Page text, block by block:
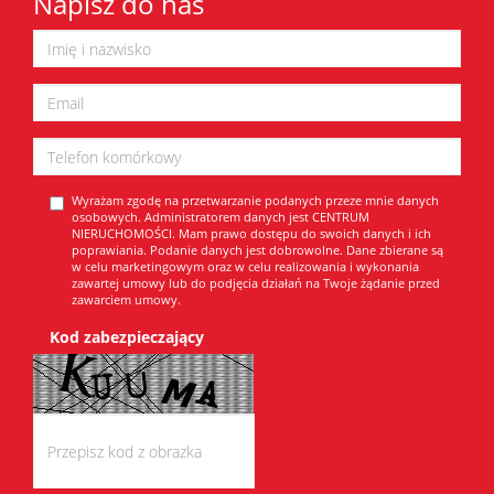
Wyrażam zgodę na przetwarzanie podanych przeze mnie danych
osobowych. Administratorem danych jest CENTRUM
NIERUCHOMOŚCI. Mam prawo dostępu do swoich danych i ich
poprawiania. Podanie danych jest dobrowolne. Dane zbierane są
w celu marketingowym oraz w celu realizowania i wykonania
zawartej umowy lub do podjęcia działań na Twoje żądanie przed
zawarciem umowy.
Kod zabezpieczający